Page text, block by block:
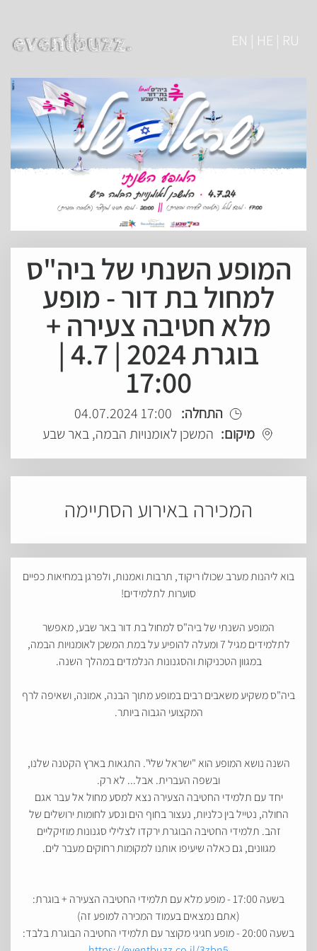
EN | HE | RU
המופע השנתי של ביה"ס
למחול בת דור - מופע
מלא חטיבה צעירה +
בוגרת 2024 | 4.7 |
17:00
התחלה: 17:00 04.07.2024
מיקום: המשכן לאומנויות הבמה, באר שבע
המכירה באירוע הסתיימה
בוא ליהנות מערב שכולו ריקוד, תרבות ואמנות, ולפרגן במחיאות כפיים
סוערות לתלמידים!
המופע השנתי של ביה"ס למחול בת דור באר שבע, מאפשר
לתלמידים מגיל 7 ומעלה להופיע על במת המשכן לאומנויות הבמה,
במגוון הטכניקות והסגנונות הנלמדים במהלך השנה.
ביה"ס משקיע משאבים רבים במופע מתוך הבנה, אמונה, ושאיפה לרף
המקצועי הגבוה ביותר.
השנה נושא המופע הוא "ישראל שלי". התגאות בארץ הקטנה שלנו,
ובשפה העברית. אבל... לא רק.
יחד עם תלמידי החטיבה הצעירה נצא למסע מחול אל עבר אגם
החולה, נטייל בין כלניות, נעצור בחוף הים ונסע לחומות ירושלים של
זהב. תלמידי החטיבה הבוגרת ירקדו לצלילי סגנונות מוזיקליים
מגוונים, גם כאלה שיעיפו אותנו למקומות רחוקים מעבר לים.
בשעה 17:00 - מופע מלא עם תלמידי החטיבה הצעירה + בוגרת:
(אתם נמצאים בעמוד המכירה למופע זה)
בשעה 20:00 - מופע חגיגי מקוצר עם תלמידי החטיבה הבוגרת בלבד: